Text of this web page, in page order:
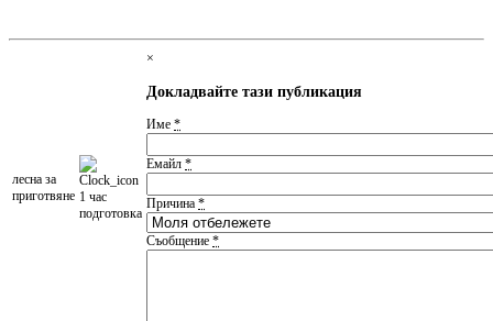
леснa за
приготвяне 1 час
подготовка
×
Докладвайте тази публикация
Име *
Емайл *
Причина *
Съобщение *